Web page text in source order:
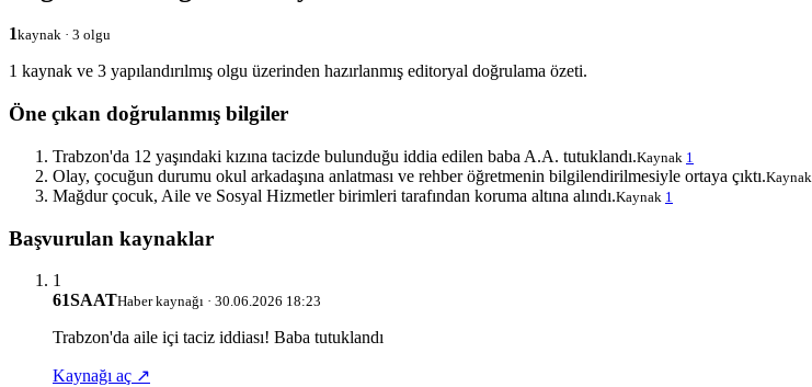
1kaynak · 3 olgu
1 kaynak ve 3 yapılandırılmış olgu üzerinden hazırlanmış editoryal doğrulama özeti.
Öne çıkan doğrulanmış bilgiler
Trabzon'da 12 yaşındaki kızına tacizde bulunduğu iddia edilen baba A.A. tutuklandı.Kaynak 1
Olay, çocuğun durumu okul arkadaşına anlatması ve rehber öğretmenin bilgilendirilmesiyle ortaya çıktı.Kaynak
Mağdur çocuk, Aile ve Sosyal Hizmetler birimleri tarafından koruma altına alındı.Kaynak 1
Başvurulan kaynaklar
1
61SAATHaber kaynağı · 30.06.2026 18:23
Trabzon'da aile içi taciz iddiası! Baba tutuklandı
Kaynağı aç ↗